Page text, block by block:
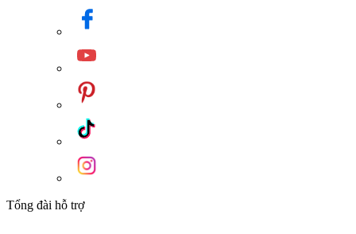
Tổng đài hỗ trợ